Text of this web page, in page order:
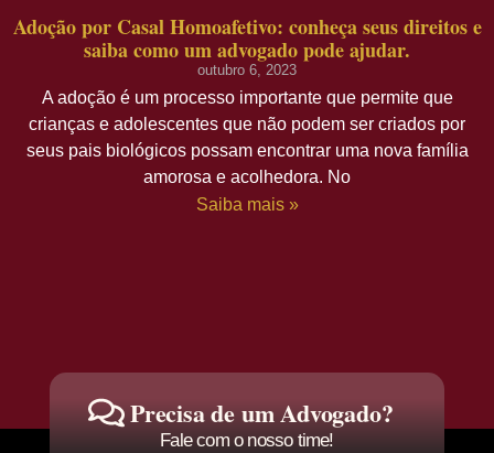
Adoção por Casal Homoafetivo: conheça seus direitos e
saiba como um advogado pode ajudar.
outubro 6, 2023
A adoção é um processo importante que permite que
crianças e adolescentes que não podem ser criados por
seus pais biológicos possam encontrar uma nova família
amorosa e acolhedora. No
Saiba mais »
Precisa de um Advogado?
Fale com o nosso time!